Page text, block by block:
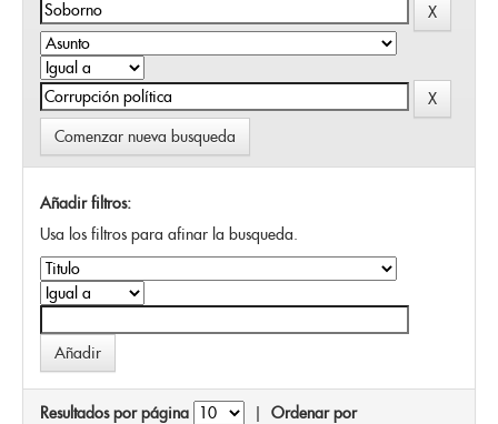
Comenzar nueva busqueda
Añadir filtros:
Usa los filtros para afinar la busqueda.
Resultados por página | Ordenar por